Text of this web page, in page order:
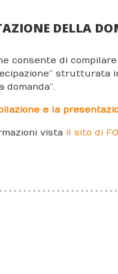
DELLA
consente di
strutturata
domanda”.
e la
vista il sito di